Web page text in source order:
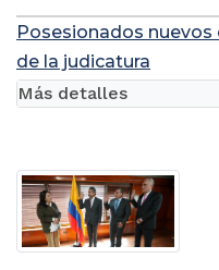
Posesionados
de la judicatura
Más detalles